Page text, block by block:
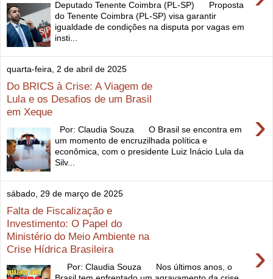
Deputado Tenente Coimbra (PL-SP) Proposta
do Tenente Coimbra (PL-SP) visa garantir
igualdade de condições na disputa por vagas em
insti...
quarta-feira, 2 de abril de 2025
Do BRICS à Crise: A Viagem de
Lula e os Desafios de um Brasil
em Xeque
›
Por: Claudia Souza O Brasil se encontra em
um momento de encruzilhada política e
econômica, com o presidente Luiz Inácio Lula da
Silv...
sábado, 29 de março de 2025
Falta de Fiscalização e
Investimento: O Papel do
Ministério do Meio Ambiente na
Crise Hídrica Brasileira
›
Por: Claudia Souza Nos últimos anos, o